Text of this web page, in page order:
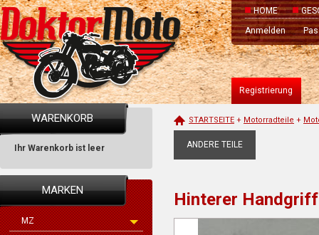
HOME
Anmelden
Registrierung
WARENKORB
Ihr Warenkorb ist leer
MARKEN
MZ
STARTSEITE + Motorradteile +
ANDERE TEILE
Hinterer